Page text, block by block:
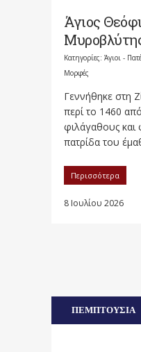
Άγιος
Κατηγορίες: Άγιοι -
Μορφές
Γεννήθηκε στη
περί το 1460
φιλάγαθους και
πατρίδα του
Περισσότερα
8 Ιουλίου 2026
ΠΕΜΠΤΟΥΣΙΑ